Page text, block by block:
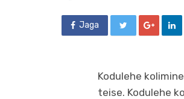
Jaga
Kodulehe
teise. Kodulehe